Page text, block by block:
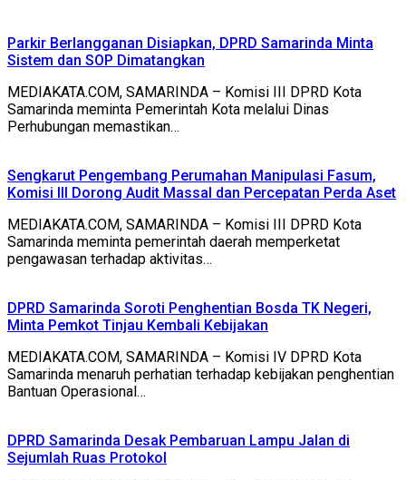
Parkir Berlangganan Disiapkan, DPRD Samarinda Minta
Sistem dan SOP Dimatangkan
MEDIAKATA.COM, SAMARINDA – Komisi III DPRD Kota
Samarinda meminta Pemerintah Kota melalui Dinas
Perhubungan memastikan…
Sengkarut Pengembang Perumahan Manipulasi Fasum,
Komisi III Dorong Audit Massal dan Percepatan Perda Aset
MEDIAKATA.COM, SAMARINDA – Komisi III DPRD Kota
Samarinda meminta pemerintah daerah memperketat
pengawasan terhadap aktivitas…
DPRD Samarinda Soroti Penghentian Bosda TK Negeri,
Minta Pemkot Tinjau Kembali Kebijakan
MEDIAKATA.COM, SAMARINDA – Komisi IV DPRD Kota
Samarinda menaruh perhatian terhadap kebijakan penghentian
Bantuan Operasional…
DPRD Samarinda Desak Pembaruan Lampu Jalan di
Sejumlah Ruas Protokol